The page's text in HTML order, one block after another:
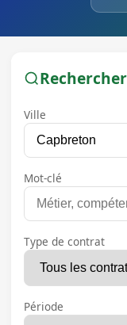
Ville
Mot-clé
Type de contrat
Période